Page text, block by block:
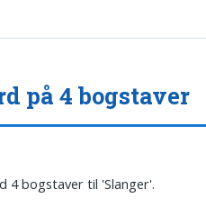
på 4 bogstaver
4 bogstaver til 'Slanger'.